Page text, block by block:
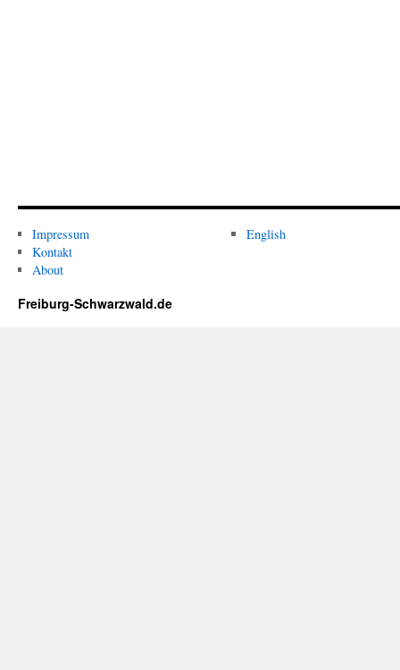
Impressum
Kontakt
About
English
Freiburg-Schwarzwald.de